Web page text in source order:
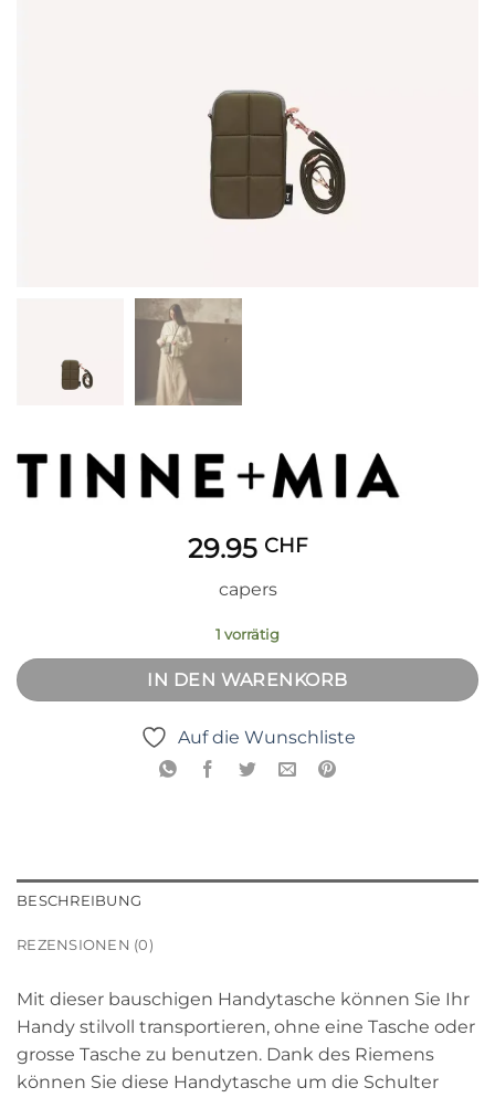
29.95 CHF
capers
1 vorrätig
IN DEN WARENKORB
Auf die Wunschliste
BESCHREIBUNG
REZENSIONEN (0)
Mit dieser bauschigen Handytasche können Sie Ihr
Handy stilvoll transportieren, ohne eine Tasche oder
grosse Tasche zu benutzen. Dank des Riemens
können Sie diese Handytasche um die Schulter